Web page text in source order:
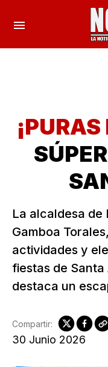
La alcaldesa de
Gamboa
actividades y
fiestas de
destaca un
30 Junio 2026
Compartir: